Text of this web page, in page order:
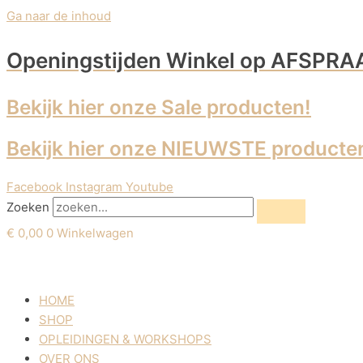
Ga naar de inhoud
Openingstijden Winkel op
Bekijk hier onze Sale producten!
Bekijk hier onze NIEUWSTE
Facebook Instagram Youtube
Zoeken
€ 0,00 0 Winkelwagen
HOME
SHOP
OPLEIDINGEN & WORKSHOPS
OVER ONS